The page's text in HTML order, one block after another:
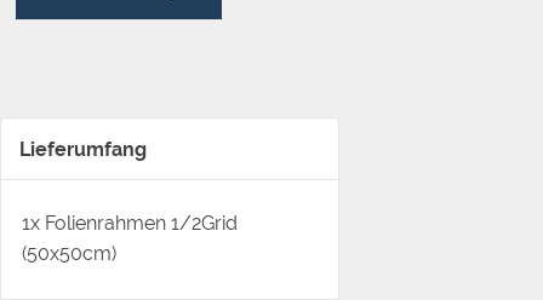
Lieferumfang
1x Folienrahmen 1/2Grid
(50x50cm)